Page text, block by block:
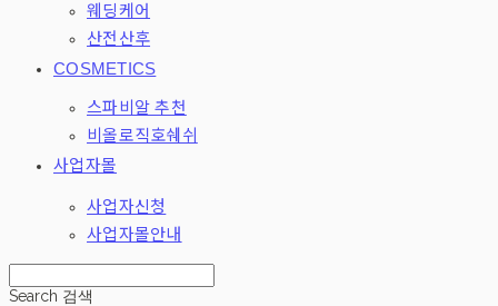
웨딩케어
산전산후
COSMETICS
스파비알 추천
비올로직호쉐쉬
사업자몰
사업자신청
사업자몰안내
Search 검색